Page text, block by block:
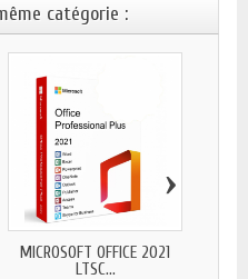
catégorie :
MICROSOFT OFFICE 2021
LTSC...
›